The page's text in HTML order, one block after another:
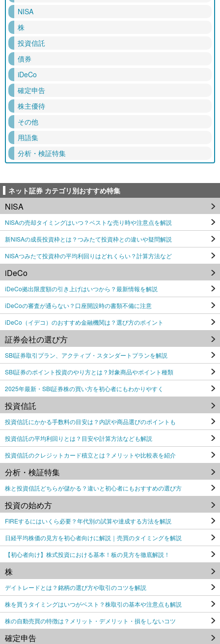
NISA
株
投資信託
債券
iDeCo
確定申告
株主優待
その他
用語集
分析・検証特集
ネット証券 カテゴリ別おすすめ特集
NISA
NISAの売却タイミングはいつ？ベストな売り時や注意点を解説
新NISAの成長投資枠とは？つみたて投資枠との違いや疑問解説
NISAつみたて投資枠の平均利回りはどれくらい？計算方法など
iDeCo
iDeCo拠出限度額の引き上げはいつから？最新情報を解説
iDeCoの審査が通らない？口座開設時の書類不備に注意
iDeCo（イデコ）のおすすめ金融機関は？選び方のポイント
証券会社の選び方
SBI証券取引プラン、アクティブ・スタンダートプランを解説
SBI証券のポイント投資のやり方とは？対象商品やポイント種類
2025年最新・SBI証券株の買い方を初心者にもわかりやすく
投資信託
投資信託にかかる手数料の目安は？内訳や商品選びのポイントも
投資信託の平均利回りとは？目安や計算方法なども解説
投資信託のクレジットカード積立とは？メリットや比較表を紹介
分析・検証特集
株と投資信託どちらが儲かる？違いと初心者にもおすすめの選び方
投資の始め方
FIREするにはいくら必要？年代別の試算や達成する方法を解説
日経平均株価の見方を初心者向けに解説｜売買のタイミングを解説
【初心者向け】株式投資における基本！板の見方を徹底解説！
株
デイトレードとは？銘柄の選び方や取引のコツを解説
株を買うタイミングはいつがベスト？株取引の基本や注意点も解説
株の自動売買の特徴は？メリット・デメリット・損をしないコツ
確定申告